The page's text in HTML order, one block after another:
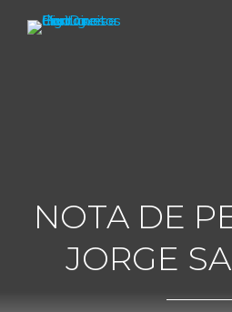
NOTA DE
JORGE